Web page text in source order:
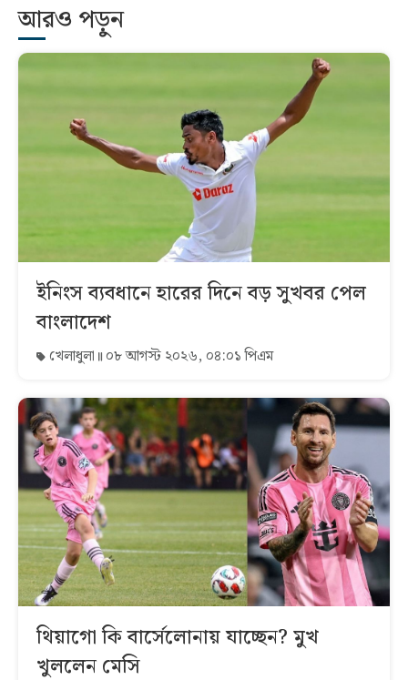
আরও পড়ুন
ইনিংস ব্যবধানে হারের দিনে বড় সুখবর পেল
বাংলাদেশ
খেলাধুলা ০৮ আগস্ট ২০২৬, ০৪:০১ পিএম
থিয়াগো কি বার্সেলোনায় যাচ্ছেন? মুখ
খুললেন মেসি